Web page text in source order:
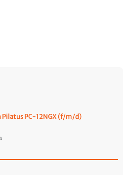
Pilatus PC-12NGX (f/m/d)